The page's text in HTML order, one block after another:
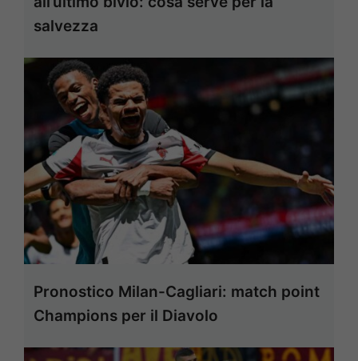
salvezza
Pronostico Milan-Cagliari: match point
Champions per il Diavolo